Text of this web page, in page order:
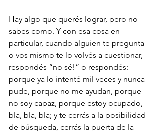
Hay algo que querés lograr, pero no
sabes como. Y con esa cosa en
particular, cuando alguien te pregunta
o vos mismo te lo volvés a cuestionar,
respondés “no sé!” o respondés:
porque ya lo intenté mil veces y nunca
pude, porque no me ayudan, porque
no soy capaz, porque estoy ocupado,
bla, bla, bla; y te cerrás a la posibilidad
de búsqueda, cerrás la puerta de la